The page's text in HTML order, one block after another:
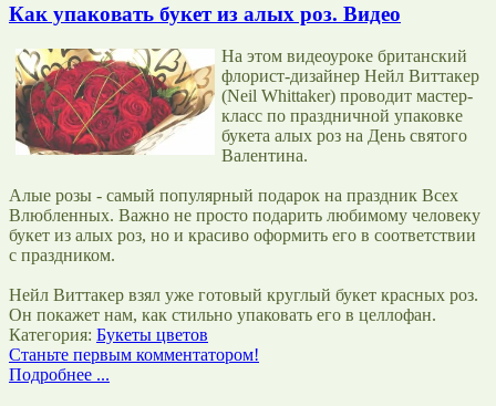
Как упаковать букет из алых роз. Видео
На этом видеоуроке британский
флорист-дизайнер Нейл Виттакер
(Neil Whittaker) проводит мастер-
класс по праздничной упаковке
букета алых роз на День святого
Валентина.
Алые розы - самый популярный подарок на праздник Всех
Влюбленных. Важно не просто подарить любимому человеку
букет из алых роз, но и красиво оформить его в соответствии
с праздником.
Нейл Виттакер взял уже готовый круглый букет красных роз.
Он покажет нам, как стильно упаковать его в целлофан.
Категория: Букеты цветов
Станьте первым комментатором!
Подробнее ...